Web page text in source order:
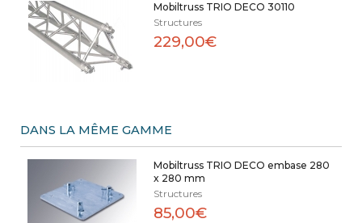
Mobiltruss TRIO DECO 30110
Structures
229,00€
DANS LA MÊME GAMME
Mobiltruss TRIO DECO embase 280
x 280 mm
Structures
85,00€